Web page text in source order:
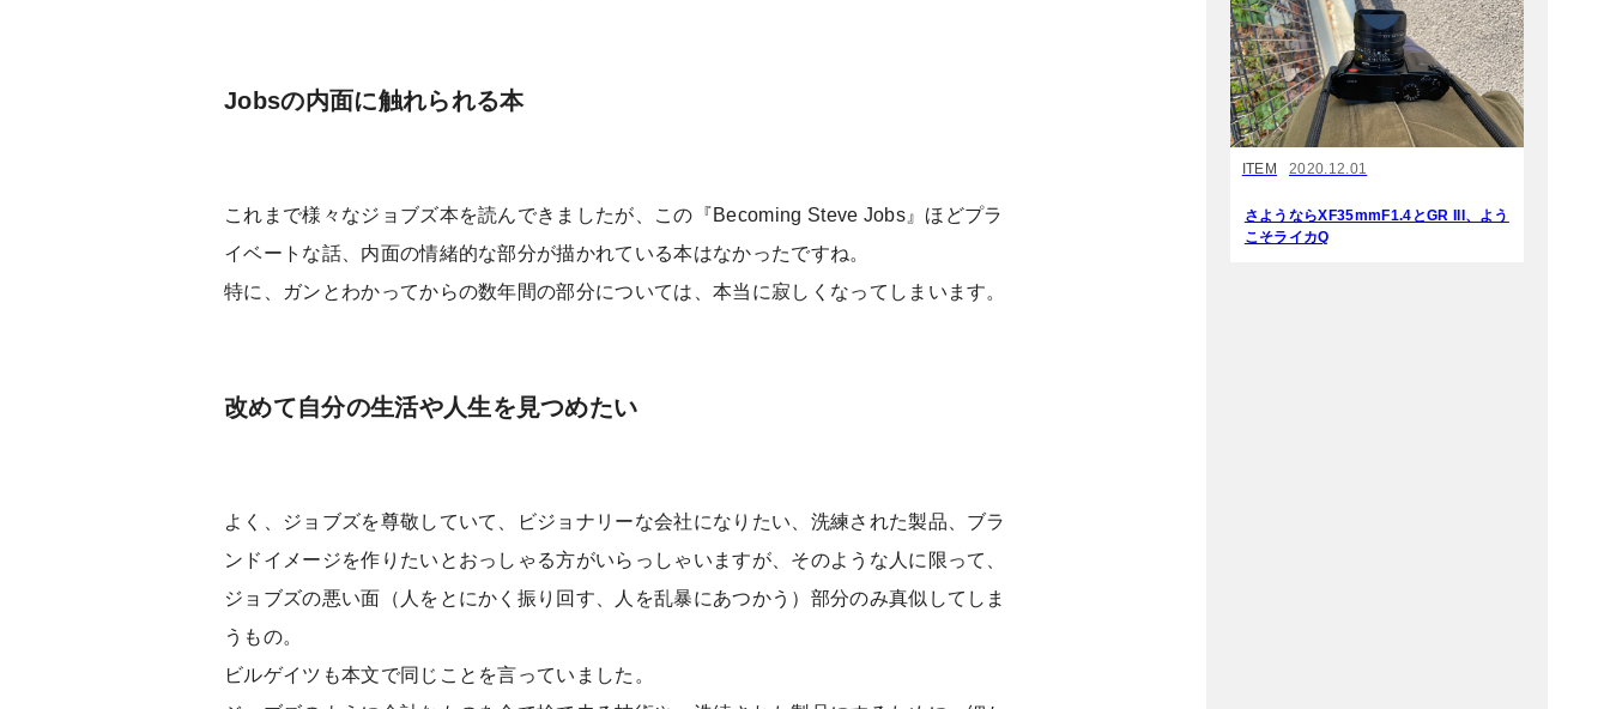
Jobsの内面に触れられる本
これまで様々なジョブズ本を読んできましたが、この『Becoming Steve Jobs』ほどプラ
イベートな話、内面の情緒的な部分が描かれている本はなかったですね。
特に、ガンとわかってからの数年間の部分については、本当に寂しくなってしまいます。
改めて自分の生活や人生を見つめたい
よく、ジョブズを尊敬していて、ビジョナリーな会社になりたい、洗練された製品、ブラ
ンドイメージを作りたいとおっしゃる方がいらっしゃいますが、そのような人に限って、
ジョブズの悪い面（人をとにかく振り回す、人を乱暴にあつかう）部分のみ真似してしま
うもの。
ビルゲイツも本文で同じことを言っていました。
ITEM 2020.12.01
さようならXF35mmF1.4とGR III、よう
こそライカQ